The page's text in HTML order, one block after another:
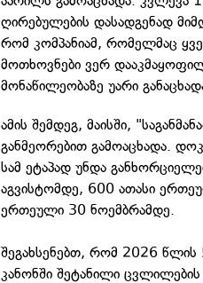
ღირებულების დასადგენად
რომ კომპანიამ, რომელმაც
მოთხოვნები ვერ
მონაწილეობაზე უარი
ამის შემდეგ, მაისში,
განმეორებით გამოაცხადა.
სამ ეტაპად უნდა
აგვისტომდე, 600 ათასი
ერთეული 30 ნოემბრამდე.
შეგახსენებთ, რომ 2026 წლის
კანონში შეტანილი